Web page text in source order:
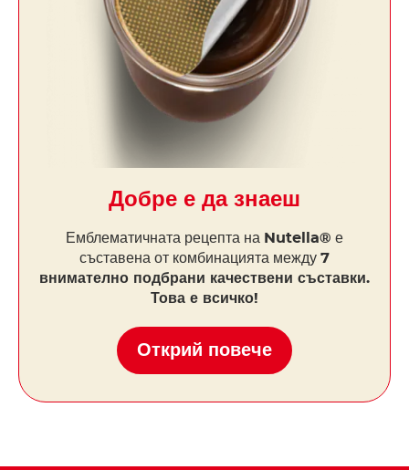
Добре е да знаеш
Емблематичната рецепта на Nutella® е
съставена от комбинацията между 7
внимателно подбрани качествени съставки.
Това е всичко!
Открий повече